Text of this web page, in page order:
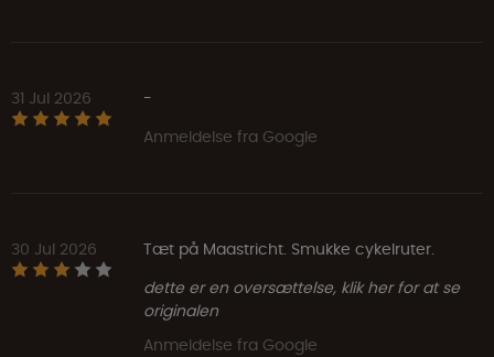
31 Jul 2026
-
Anmeldelse fra Google
30 Jul 2026
Tæt på Maastricht. Smukke cykelruter.
dette er en oversættelse, klik her for at se
originalen
Anmeldelse fra Google